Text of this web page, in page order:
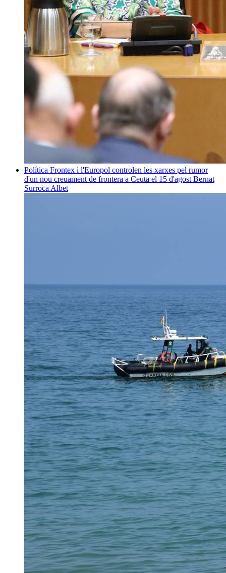
Política Frontex i l'Europol controlen les xarxes pel rumor
d'un nou creuament de frontera a Ceuta el 15 d'agost Bernat
Surroca Albet